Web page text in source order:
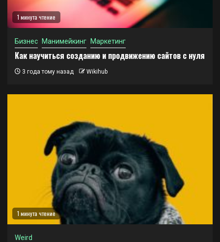
1 минута чтение
Бизнес Манимейкинг Маркетинг
Как научиться созданию и продвижению сайтов с нуля
3 года тому назад Wikihub
1 минута чтение
Weird